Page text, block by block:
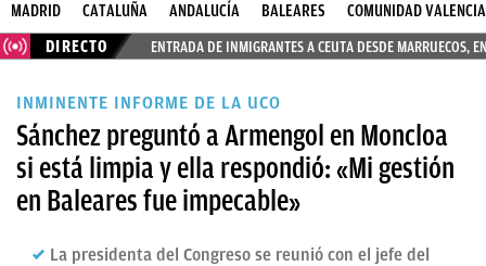
MADRID CATALUÑA ANDALUCÍA BALEARES
COMUNIDAD
DIRECTO
ENTRADA DE INMIGRANTES A CEUTA DESDE MARRUECOS,
INMINENTE INFORME DE LA UCO
Sánchez preguntó a Armengol en Moncloa
si está limpia y ella respondió: «Mi gestión
en Baleares fue impecable»
La presidenta del Congreso se reunió con el jefe del